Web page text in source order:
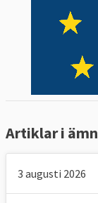
Martin
ledarna
sträcker
allt från
Artiklar i
3 augusti 2026